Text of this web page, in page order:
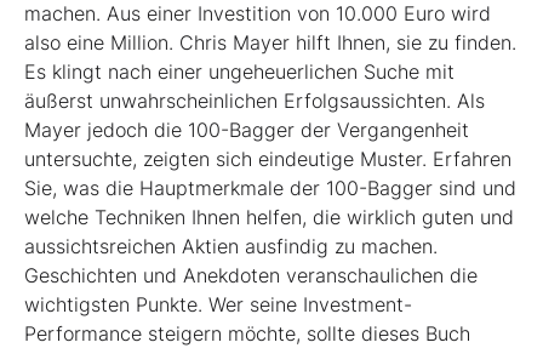
machen. Aus einer Investition von 10.000 Euro wird
also eine Million. Chris Mayer hilft Ihnen, sie zu finden.
Es klingt nach einer ungeheuerlichen Suche mit
äußerst unwahrscheinlichen Erfolgsaussichten. Als
Mayer jedoch die 100-Bagger der Vergangenheit
untersuchte, zeigten sich eindeutige Muster. Erfahren
Sie, was die Hauptmerkmale der 100-Bagger sind und
welche Techniken Ihnen helfen, die wirklich guten und
aussichtsreichen Aktien ausfindig zu machen.
Geschichten und Anekdoten veranschaulichen die
wichtigsten Punkte. Wer seine Investment-
Performance steigern möchte, sollte dieses Buch